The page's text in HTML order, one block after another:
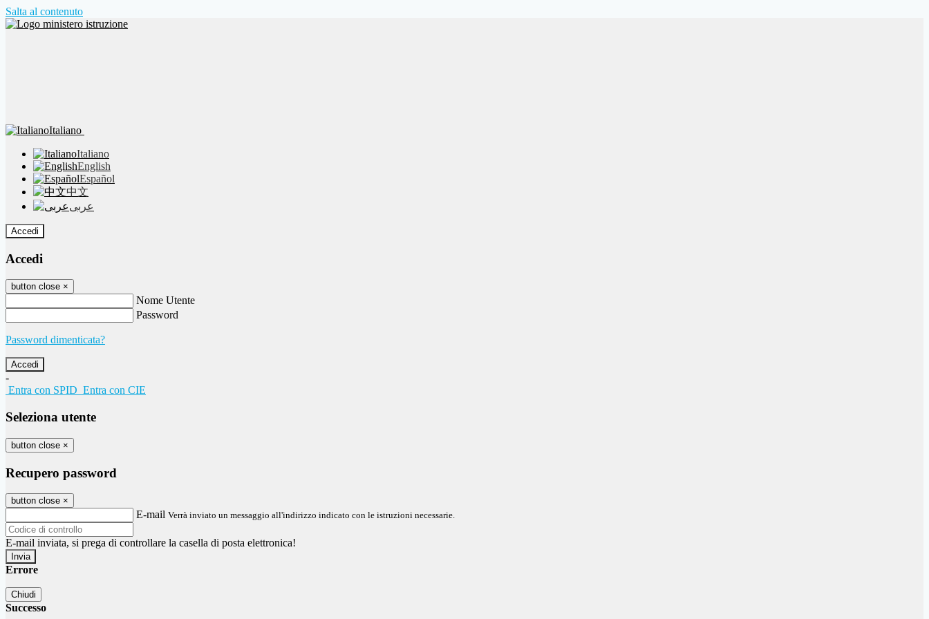
Salta al contenuto
Italiano
Italiano
English
Español
中文
عربى
Accedi
Accedi
button close ×
Nome Utente
Password
Password dimenticata?
-
Entra con SPID Entra con CIE
Seleziona utente
button close ×
Recupero password
button close ×
E-mail Verrà inviato un messaggio all'indirizzo indicato con le istruzioni necessarie.
E-mail inviata, si prega di controllare la casella di posta elettronica!
Errore
Chiudi
Successo